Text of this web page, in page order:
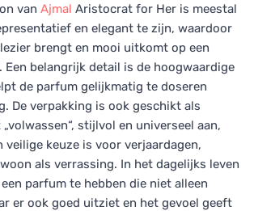
van Ajmal Aristocrat for Her is meestal
en elegant te zijn, waardoor
brengt en mooi uitkomt op een
Een belangrijk detail is de hoogwaardige
de parfum gelijkmatig te doseren
De verpakking is ook geschikt als
stijlvol en universeel aan,
veilige keuze is voor verjaardagen,
als verrassing. In het dagelijks leven
parfum te hebben die niet alleen
er ook goed uitziet en het gevoel geeft